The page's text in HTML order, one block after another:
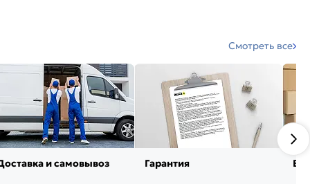
Смотреть все
и самовывоз Гарантия